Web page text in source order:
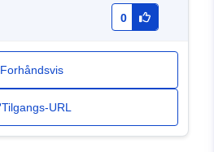
0
Forhåndsvis
Tilgangs-URL